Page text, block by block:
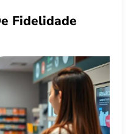
Fidelidade